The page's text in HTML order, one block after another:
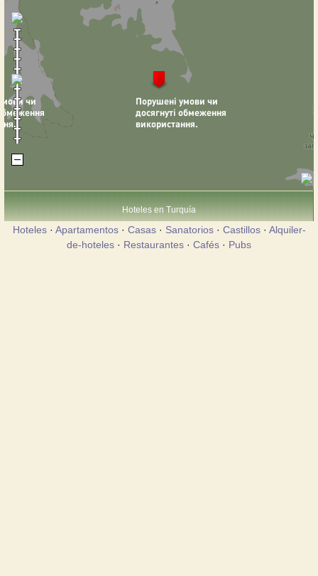
Hoteles en Turquía
Hoteles· Apartamentos· Casas· Sanatorios· Castillos· Alquiler-
de-hoteles · Restaurantes · Cafés · Pubs